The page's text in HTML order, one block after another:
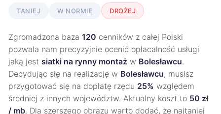
TANIEJ W NORMIE DROŻEJ
Zgromadzona baza 120 cenników z całej Polski
pozwala nam precyzyjnie ocenić opłacalność usługi
jaką jest siatki na rynny montaż w Bolesławcu.
Decydując się na realizację w Bolesławcu, musisz
przygotować się na dopłatę rzędu 25% względem
średniej z innych województw. Aktualny koszt to 50 zł
/ mb. Dla szerszego obrazu warto dodać, że najtaniej